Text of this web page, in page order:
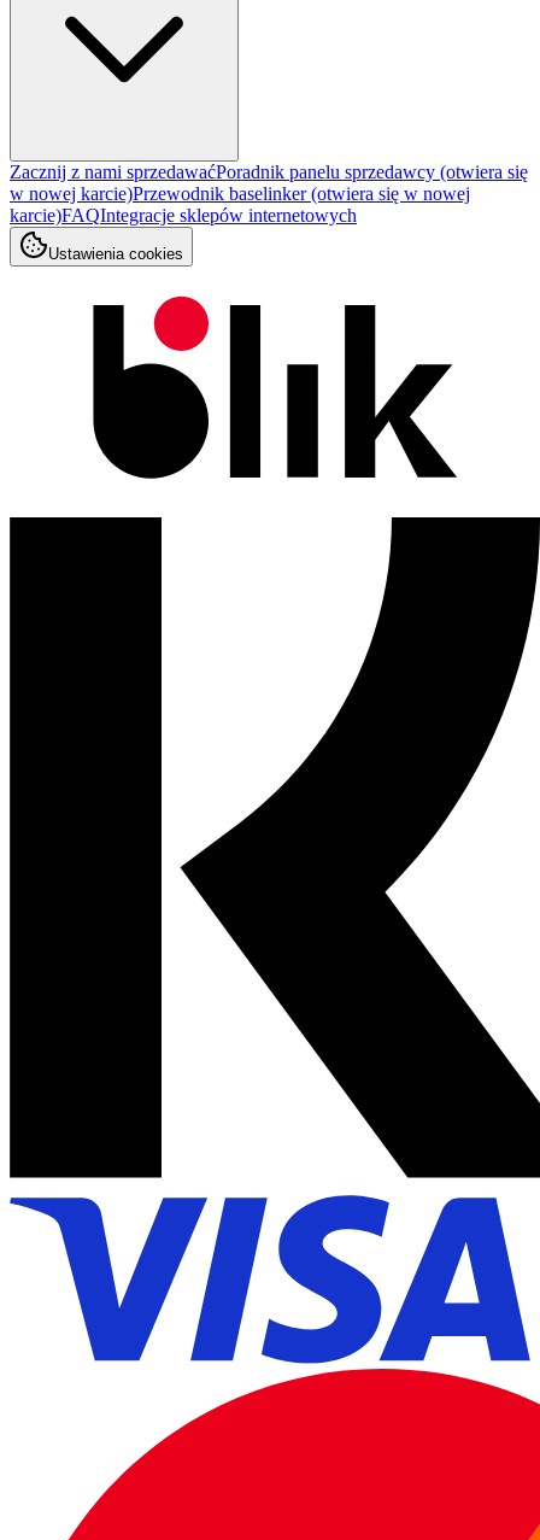
Zacznij z nami sprzedawaćPoradnik panelu sprzedawcy (otwiera się
w nowej karcie)Przewodnik baselinker(otwiera się w nowej
karcie)FAQIntegracje sklepów internetowych
Ustawienia cookies